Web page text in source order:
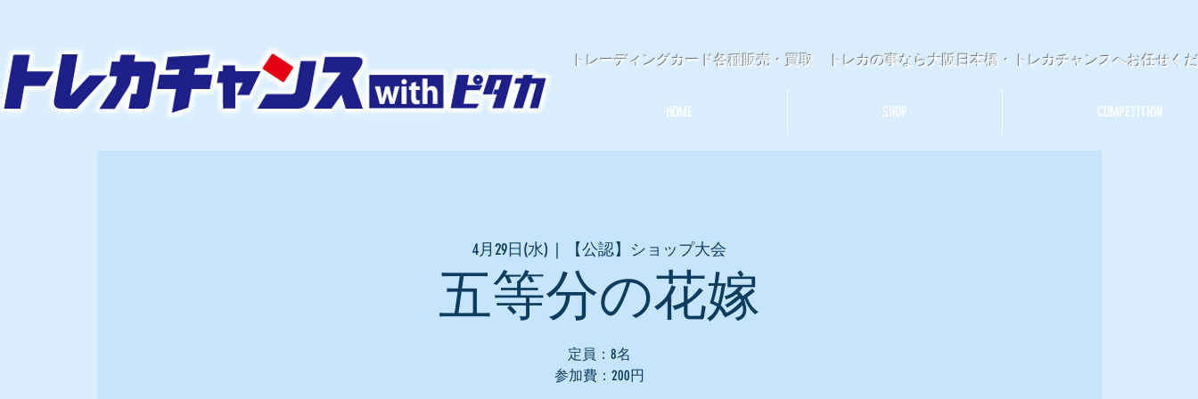
トレーディングカード各種販売・買取 トレカの事なら大阪日本橋・トレカチャンスへお任せく
HOME SHOP COMPETITION
4月29日(水)
  |
【公認】ショップ大会
五等分の花嫁
定員：8名
参加費：200円